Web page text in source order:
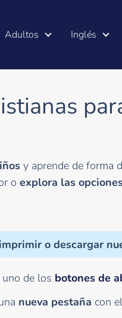
Adultos Inglés
y aprende de forma
o explora las
o descargar
uno de los botones de
nueva pestaña con